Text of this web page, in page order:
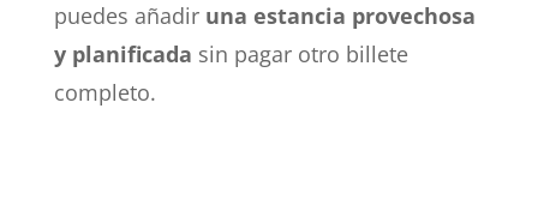
puedes añadir una estancia provechosa
y planificada sin pagar otro billete
completo.